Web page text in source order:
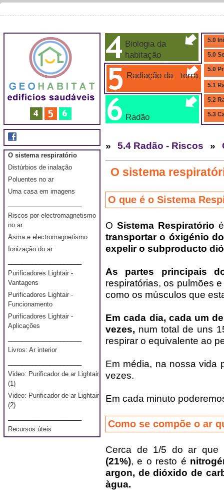
Biologia da
habitação
Radiação da terra
Radão
5.0
5.0
5.0
5.1
5.2
5.3
O sistema respiratório
Distúrbios de inalação
Poluentes no ar
Uma casa em imagens
Riscos por electromagnetismo
no ar
Asma e electromagnetismo
Ionização do ar
Purificadores Lightair -
Vantagens
Purificadores Lightair -
Funcionamento
Purificadores Lightair -
Aplicações
Livros: Ar interior
Video: Purificador de ar Lightair
(1)
Video: Purificador de ar Lightair
(2)
Recursos úteis
» 5.4 Radão - Riscos »
O sistema
O que é o Sistema
O Sistema Respiratório
transportar o óxigénio
expelir o subproducto
As partes principais
respiratórias, os pulmões
como os músculos que
Em cada dia, cada um
vezes, num total de uns
respirar o equivalente ao
Em média, na nossa vida
vezes.
Em cada minuto
Como se compõe o ar
Cerca de 1/5 do ar que
(21%), e o resto é
argon, de dióxido de
àgua.